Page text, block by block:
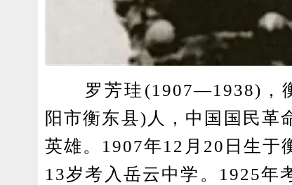
罗芳珪(1907—1938)，衡
阳市衡东县)人，中国国民革
英雄。1907年12月20日生于
13岁考入岳云中学。1925年